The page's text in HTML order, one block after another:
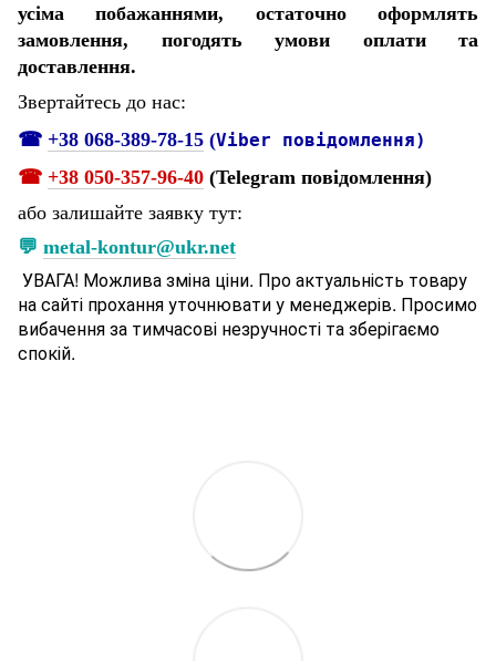
усіма побажаннями, остаточно оформлять
замовлення, погодять умови оплати та
доставлення.
Звертайтесь до нас:
☎ +38 068-389-78-15 (Viber повідомлення)
☎ +38 050-357-96-40 (Telegram повідомлення)
або залишайте заявку тут:
💬 metal-kontur@ukr.net
УВАГА! Можлива зміна ціни. Про актуальність товару
на сайті прохання уточнювати у менеджерів. Просимо
вибачення за тимчасові незручності та зберігаємо
спокій.